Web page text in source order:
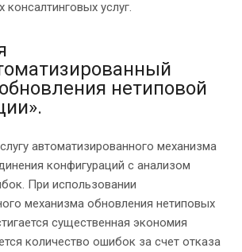
консалтинговых услуг.
нетиповой
автоматизированного механизма
конфигураций с анализом
При использовании
механизма обновления нетиповых
существенная экономия
количество ошибок за счет отказа